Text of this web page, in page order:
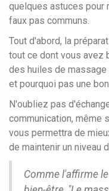
quelques astuces pour
faux pas communs.
Tout d'abord, la
tout ce dont vous avez
des huiles de
et pourquoi pas une
N'oubliez pas
communication, même
vous permettra de
de maintenir un niveau
Comme l'affirme